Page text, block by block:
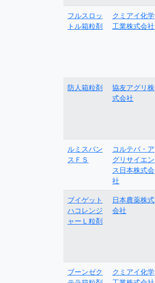
フルスロッ
トル箱粒剤
クミアイ化学
工業株式会社
防人箱粒剤
協友アグリ株
式会社
ルミスパン
スＦＳ
コルテバ・ア
グリサイエン
ス日本株式会
社
ブイゲット
ハコレンジ
ャーＬ粒剤
日本農薬株式
会社
ブーンゼク
クミアイ化学